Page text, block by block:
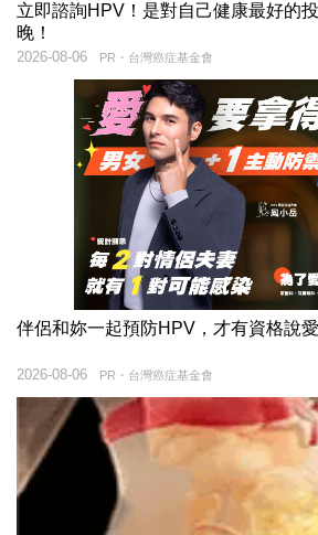
立即諮詢HPV！是對自己健康最好的
晚！
PR・台灣癌症基金會
2026-08-06
伴侶和妳一起預防HPV，才有資格說愛
PR・台灣癌症基金會
2026-08-06